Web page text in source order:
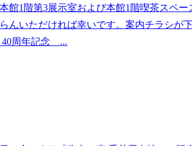
館1階第3展示室および本館1階喫茶スペー
んいただければ幸いです。案内チラシが
40周年記念 ...